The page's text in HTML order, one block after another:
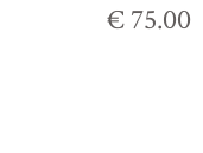
€ 75.00